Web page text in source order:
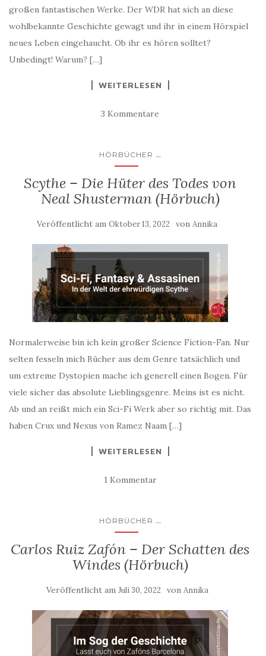
großen fantastischen Werke. Der WDR hat sich an diese
wohlbekannte Geschichte gewagt und ihr in einem Hörspiel
neues Leben eingehaucht. Ob ihr es hören solltet?
Unbedingt! Warum? […]
WEITERLESEN
3 Kommentare
HÖRBÜCHER ...
Scythe – Die Hüter des Todes von
Neal Shusterman (Hörbuch)
Veröffentlicht am Oktober 13, 2022 von Annika
Normalerweise bin ich kein großer Science Fiction-Fan. Nur
selten fesseln mich Bücher aus dem Genre tatsächlich und
um extreme Dystopien mache ich generell einen Bogen. Für
viele sicher das absolute Lieblingsgenre. Meins ist es nicht.
Ab und an reißt mich ein Sci-Fi Werk aber so richtig mit. Das
haben Crux und Nexus von Ramez Naam […]
WEITERLESEN
1 Kommentar
HÖRBÜCHER ...
Carlos Ruiz Zafón – Der Schatten des
Windes (Hörbuch)
Veröffentlicht am Juli 30, 2022 von Annika